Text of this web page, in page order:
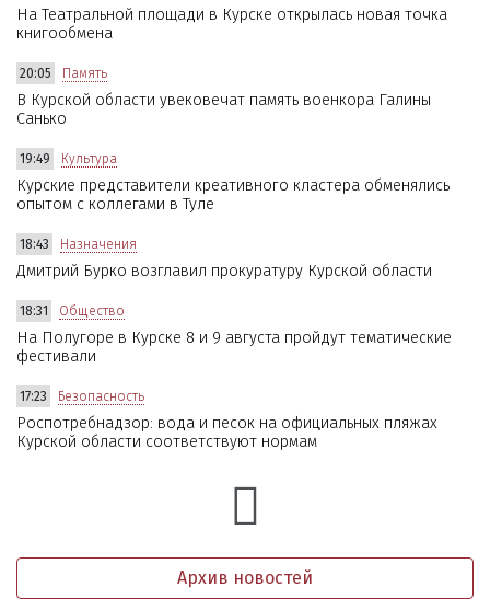
На Театральной площади в Курске открылась новая точка
книгообмена
20:05 Память
В Курской области увековечат память военкора Галины
Санько
19:49 Культура
Курские представители креативного кластера обменялись
опытом с коллегами в Туле
18:43 Назначения
Дмитрий Бурко возглавил прокуратуру Курской области
18:31 Общество
На Полугоре в Курске 8 и 9 августа пройдут тематические
фестивали
17:23 Безопасность
Роспотребнадзор: вода и песок на официальных пляжах
Курской области соответствуют нормам
Архив новостей